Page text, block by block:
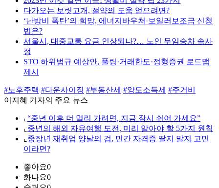
다가오는 보릿고개, 절약의 도움 얻으려면?
‘난방비 폭탄’의 희망, 에너지바우처·보일러보조금 신청
법은?
서울시, 대중교통 요금 인상되나?… 노인 무임승차 속사
정
STO 하위법규 예상안, 풀링·거래한도·정형증권 로드맵
제시
#노후주택 #다운사이징 #부동산세 #양도소득세 #주거비
이지혜 기자의 주요 뉴스
⌞ “중년 이후 더 멀리 가려면, 지금 잠시 쉬어 가세요”
⌞ 중년의 해외 자유여행 도전, 미리 알아야 할 5가지 원칙
⌞ 중장년 재취업 양날의 검, 민간 자격증 딸지 말지 고민
이라면?
좋아요0
화나요0